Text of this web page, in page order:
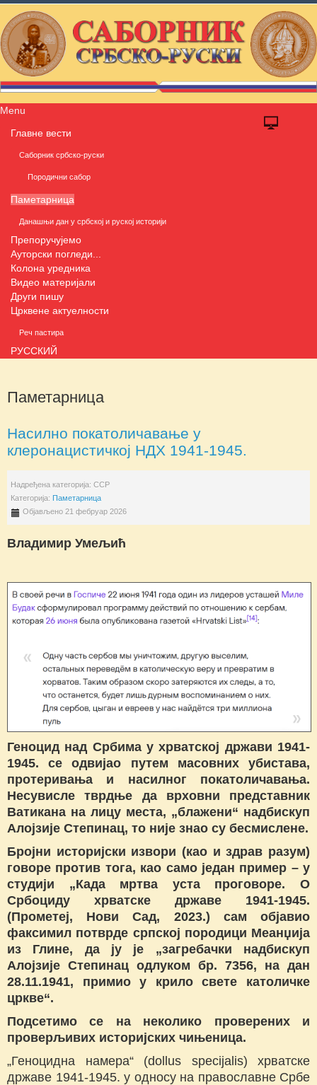
Menu
Главне вести
Саборник србско-руски
Породични сабор
Паметарница
Данашњи дан у србској и руској историји
Препоручујемо
Ауторски погледи...
Колона уредника
Видео материјали
Други пишу
Црквене актуелности
Реч пастира
РУССКИЙ
Паметарница
Насилно покатоличавање у
клеронацистичкој НДХ 1941-1945.
Надређена категорија: ССР
Категорија: Паметарница
Објављено 21 фебруар 2026
Владимир Умељић
Геноцид над Србима у хрватској држави 1941-
1945. се одвијао путем масовних убистава,
протеривања и насилног покатоличавања.
Несувисле тврдње да врховни представник
Ватикана на лицу места, „блажени“ надбискуп
Алојзије Степинац, то није знао су бесмислене.
Бројни историјски извори (као и здрав разум)
говоре против тога, као само један пример – у
студији „Када мртва уста проговоре. О
Србоциду хрватске државе 1941-1945.
(Прометеј, Нови Сад, 2023.) сам објавио
факсимил потврде српској породици Меанџија
из Глине, да ју је „загребачки надбискуп
Алојзије Степинац одлуком бр. 7356, на дан
28.11.1941, примио у крило свете католичке
цркве“.
Подсетимо се на неколико проверених и
проверљивих историјских чињеница.
„Геноцидна намера“ (dollus specijalis) хрватске
државе 1941-1945. у односу на православне Србе